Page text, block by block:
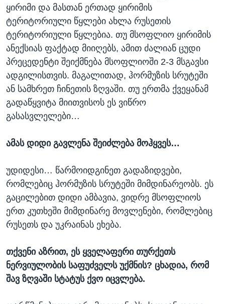
ყირიმი და მასთან ერთად ყირიმის
ტერიტორიული წყლები ახლა რუსეთის
ტერიტორიული წყლებია. თუ მსოფლიო ყირიმის
ანექსიას ფაქტად მიიღებს, ამით ძალიან ცუდი
პრეცედენტი შეიქმნება მსოფლიოში 2-3 მსგავსი
ადგილისთვის. მაგალითად, ჰორმუზის სრუტეში
ან სამხრეთ ჩინეთის ზღვაში. თუ ერთმა ქვეყანამ
გადაწყვიტა მიითვისოს ეს ვიწრო
გასასვლელები…
ამას დიდი გავლენა შეიძლება მოჰყვეს…
უდიდესი… წარმოიდგინეთ გადაზიდვები,
რომლებიც ჰორმუზის სრუტეში მიმდინარეობს. ეს
გაცილებით დიდი ამბავია, ვიდრე მსოფლიოს
ერთ კუთხეში მიმდინარე მოვლენები, რომლებიც
რუსეთს და უკრაინას ეხება.
თქვენი აზრით, ეს ყველაფერი თურქეთს
ნერვიულობის საფუძველს უქმნის? ცხადია, რომ
შავ ზღვაში სტატუს ქვო იცვლება.